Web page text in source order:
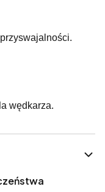
wędkarza.